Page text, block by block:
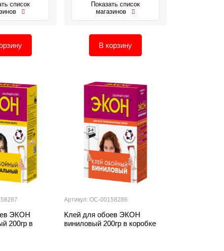
список
Показать список
магазинов
В корзину
ЭКОН
200гр в
Артикул: ОС-00158286
Клей для обоев ЭКОН
виниловый 200гр в коробке